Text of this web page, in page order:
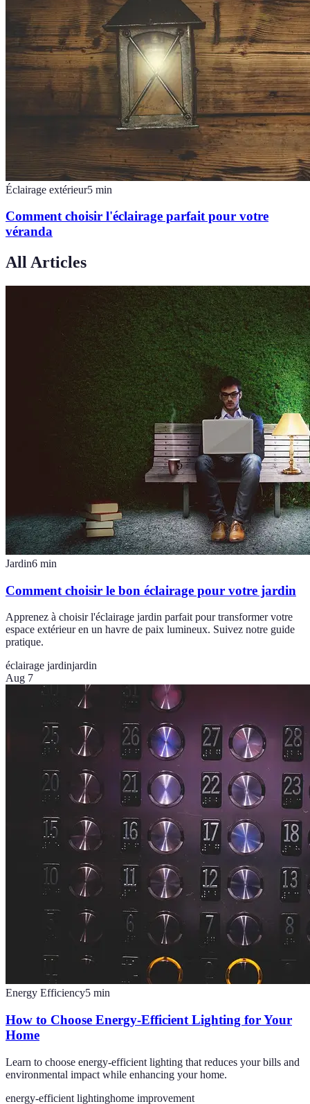
Éclairage extérieur5 min
Comment choisir l'éclairage parfait pour votre
véranda
All Articles
Jardin6 min
Comment choisir le bon éclairage pour votre jardin
Apprenez à choisir l'éclairage jardin parfait pour transformer votre
espace extérieur en un havre de paix lumineux. Suivez notre guide
pratique.
éclairage jardinjardin
Aug 7
Energy Efficiency5 min
How to Choose Energy-Efficient Lighting for Your
Home
Learn to choose energy-efficient lighting that reduces your bills and
environmental impact while enhancing your home.
energy-efficient lightinghome improvement